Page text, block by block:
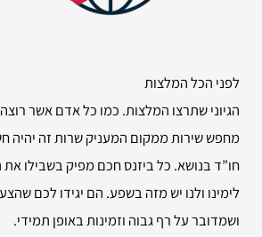
לפני הכל המלצות
הגיוני שתרצו המלצות. כמו כל אדם אשר
מחפש שירות ממקום המעניק שרות זה יהיה
חו”ד בנושא. כל ביזנס חכם מפיק בשבילו
לימינו ולנו יש מזה בשפע. הם יגידו לכם
ושמדובר על רף גבוה וזמינות באופן תמידי.